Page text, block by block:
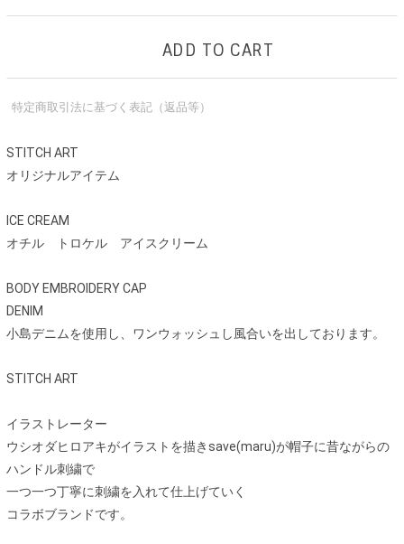
ADD TO CART
特定商取引法に基づく表記（返品等）
STITCH ART
オリジナルアイテム
ICE CREAM
オチル トロケル アイスクリーム
BODY EMBROIDERY CAP
DENIM
小島デニムを使用し、ワンウォッシュし風合いを出しております。
STITCH ART
イラストレーター
ウシオダヒロアキがイラストを描きsave(maru)が帽子に昔ながらの
ハンドル刺繍で
一つ一つ丁寧に刺繍を入れて仕上げていく
コラボブランドです。